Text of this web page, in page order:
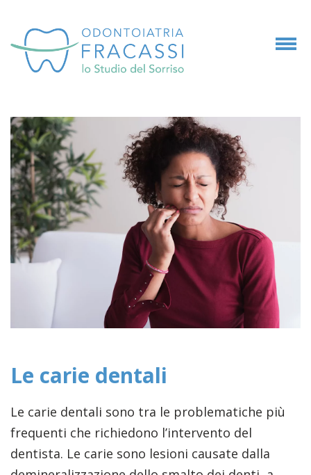
Le carie dentali
Le carie dentali sono tra le problematiche più
frequenti che richiedono l’intervento del
dentista. Le carie sono lesioni causate dalla